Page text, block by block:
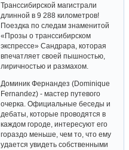
Транссибирской магистрали
длинной в 9 288 километров!
Поездка по следам знаменитой
«Прозы о транссибирском
экспрессе» Сандрара, которая
впечатляет своей пышностью,
лиричностью и размахом.
Доминик Фернандез (Dominique
Fernandez) - мастер путевого
очерка. Официальные беседы и
дебаты, которые проводятся в
каждом городе, интересуют его
гораздо меньше, чем то, что ему
удается увидеть собственными